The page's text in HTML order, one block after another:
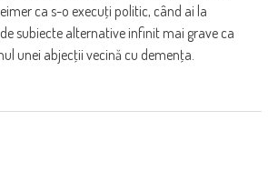
ca s-o execuţi politic, când ai la
subiecte alternative infinit mai grave ca
unei abjecţii vecină cu demenţa.